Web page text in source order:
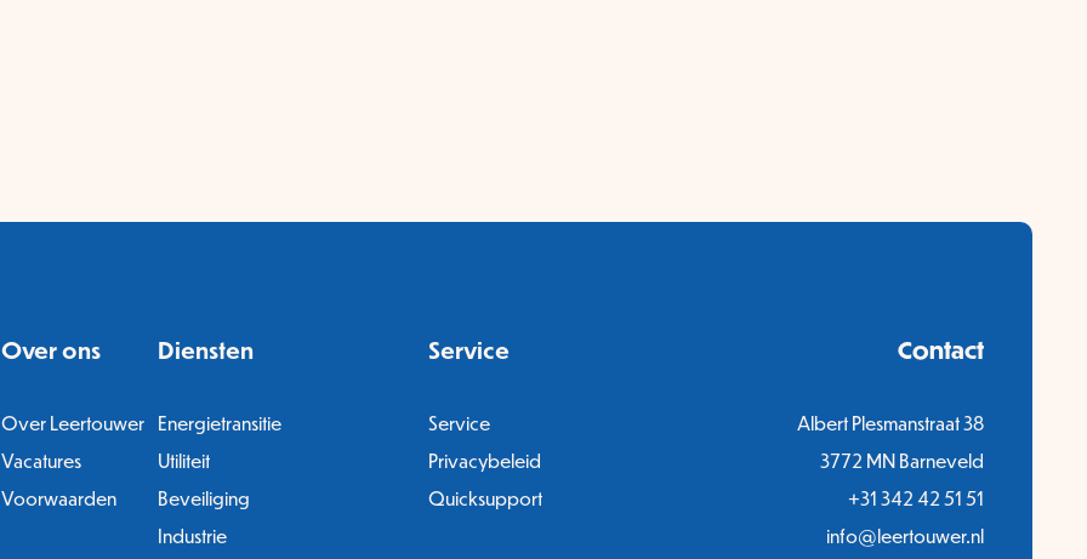
Over ons
Over Leertouwer
Vacatures
Voorwaarden
Diensten
Energietransitie
Utiliteit
Beveiliging
Industrie
Service
Service
Privacybeleid
Quicksupport
Contact
Albert Plesmanstraat 38
3772 MN Barneveld
+31 342 42 51 51
info@leertouwer.nl